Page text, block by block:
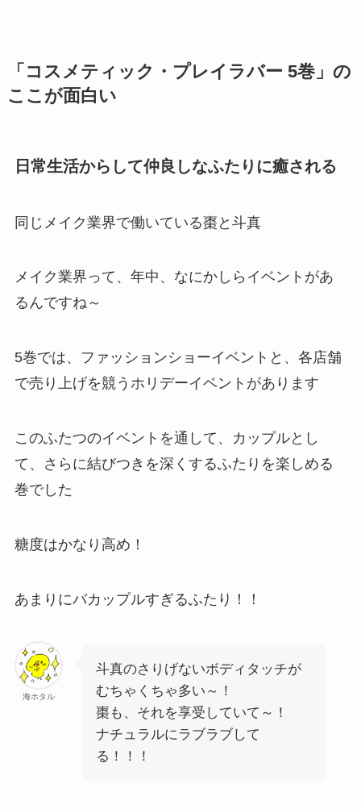
「コスメティック・プレイラバー 5巻」の
ここが面白い
日常生活からして仲良しなふたりに癒される
同じメイク業界で働いている棗と斗真
メイク業界って、年中、なにかしらイベントがあ
るんですね～
5巻では、ファッションショーイベントと、各店舗
で売り上げを競うホリデーイベントがあります
このふたつのイベントを通して、カップルとし
て、さらに結びつきを深くするふたりを楽しめる
巻でした
糖度はかなり高め！
あまりにバカップルすぎるふたり！！
海ホタル
斗真のさりげないボディタッチが
むちゃくちゃ多い～！
棗も、それを享受していて～！
ナチュラルにラブラブして
る！！！